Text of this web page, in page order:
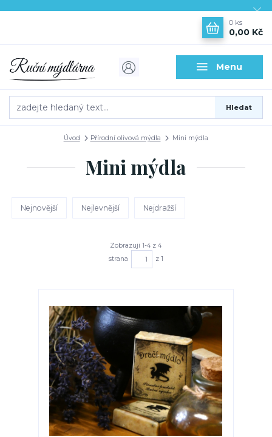
Menu
Hledat
0 ks
0,00 Kč
Úvod Přírodní olivová mýdla Mini mýdla
Mini mýdla
Nejnovější Nejlevnější Nejdražší
Zobrazuji 1-4 z 4
strana
z 1